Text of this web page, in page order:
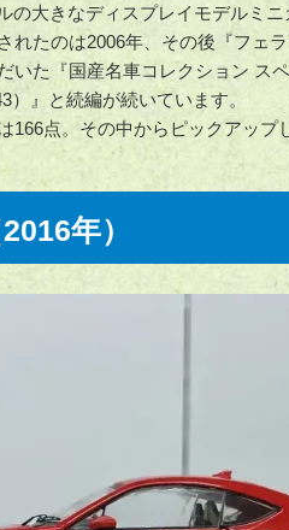
の大きなディスプレイモデルミニ
れたのは2006年、その後『フェ
いた『国産名車コレクション ス
』と続編が続いています。
点。その中からピックアップ
年）